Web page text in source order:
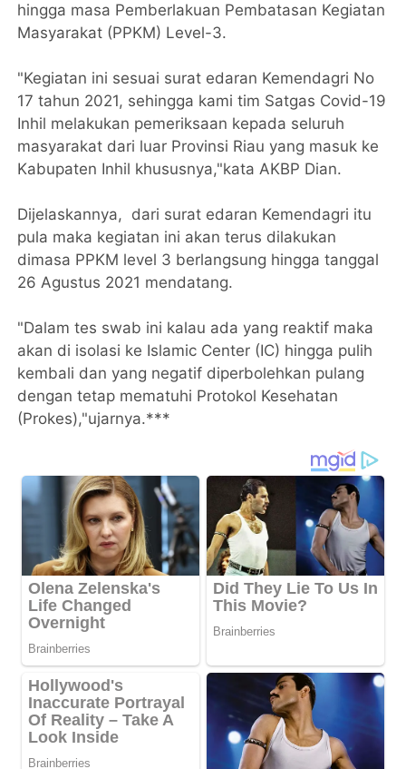
hingga masa Pemberlakuan Pembatasan Kegiatan
Masyarakat (PPKM) Level-3.
"Kegiatan ini sesuai surat edaran Kemendagri No
17 tahun 2021, sehingga kami tim Satgas Covid-19
Inhil melakukan pemeriksaan kepada seluruh
masyarakat dari luar Provinsi Riau yang masuk ke
Kabupaten Inhil khususnya,"kata AKBP Dian.
Dijelaskannya, dari surat edaran Kemendagri itu
pula maka kegiatan ini akan terus dilakukan
dimasa PPKM level 3 berlangsung hingga tanggal
26 Agustus 2021 mendatang.
"Dalam tes swab ini kalau ada yang reaktif maka
akan di isolasi ke Islamic Center (IC) hingga pulih
kembali dan yang negatif diperbolehkan pulang
dengan tetap mematuhi Protokol Kesehatan
(Prokes),"ujarnya.***